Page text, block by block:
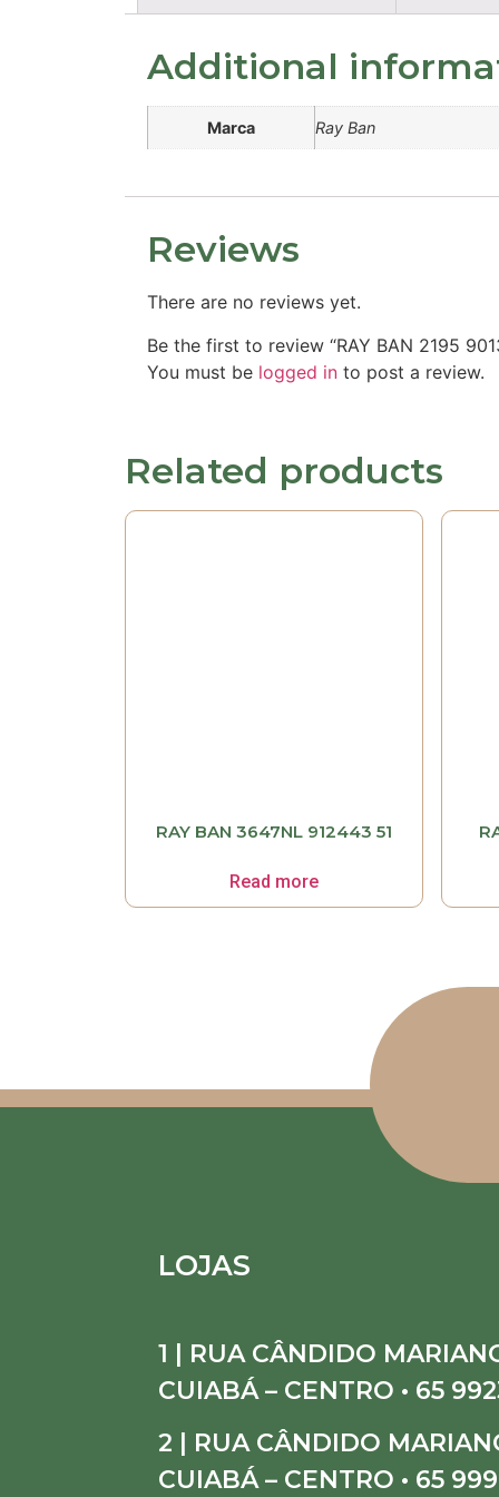
Additional
Marca Ray Ban
Reviews
There are no reviews yet.
Be the first to review “RAY BAN 2195
You must be logged in to post a review.
Related products
RAY BAN 3647NL 912443 51
Read more
LOJAS
1 | RUA CÂNDIDO
CUIABÁ – CENTRO • 65
2 | RUA CÂNDIDO
CUIABÁ – CENTRO • 65